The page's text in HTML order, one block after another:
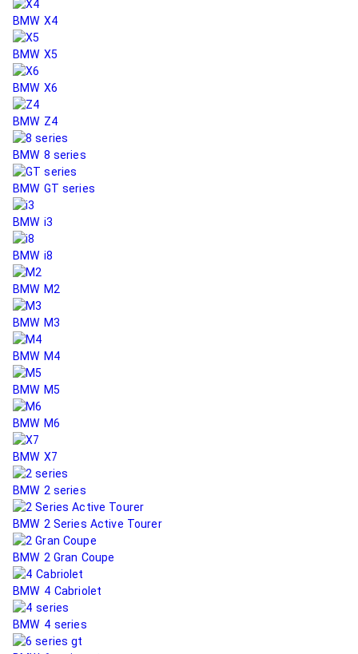
BMW X4
BMW X5
BMW X6
BMW Z4
BMW 8 series
BMW GT series
BMW i3
BMW i8
BMW M2
BMW M3
BMW M4
BMW M5
BMW M6
BMW X7
BMW 2 series
BMW 2 Series Active Tourer
BMW 2 Gran Coupe
BMW 4 Сabriolet
BMW 4 series